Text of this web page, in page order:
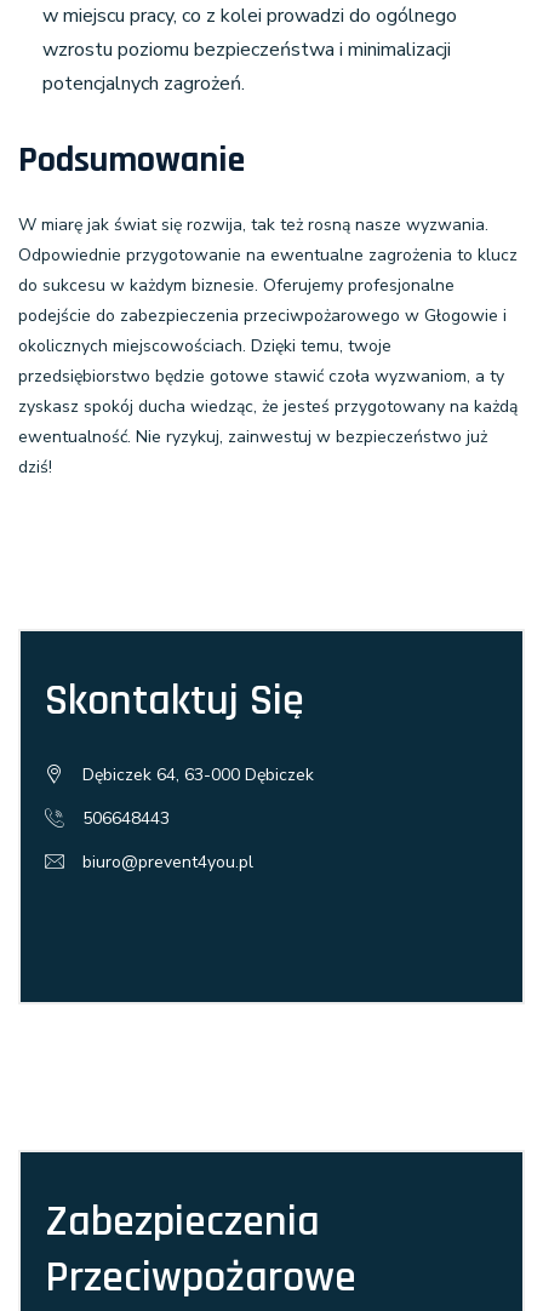
w miejscu pracy, co z kolei prowadzi do ogólnego
wzrostu poziomu bezpieczeństwa i minimalizacji
potencjalnych zagrożeń.
Podsumowanie
W miarę jak świat się rozwija, tak też rosną nasze wyzwania.
Odpowiednie przygotowanie na ewentualne zagrożenia to klucz
do sukcesu w każdym biznesie. Oferujemy profesjonalne
podejście do zabezpieczenia przeciwpożarowego w Głogowie i
okolicznych miejscowościach. Dzięki temu, twoje
przedsiębiorstwo będzie gotowe stawić czoła wyzwaniom, a ty
zyskasz spokój ducha wiedząc, że jesteś przygotowany na każdą
ewentualność. Nie ryzykuj, zainwestuj w bezpieczeństwo już
dziś!
Skontaktuj Się
Dębiczek 64, 63-000 Dębiczek
506648443
biuro@prevent4you.pl
Zabezpieczenia
Przeciwpożarowe